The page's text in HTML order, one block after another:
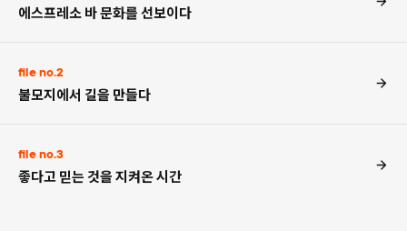
에스프레소 바 문화를 선보이다
file no.2
불모지에서 길을 만들다
file no.3
좋다고 믿는 것을 지켜온 시간